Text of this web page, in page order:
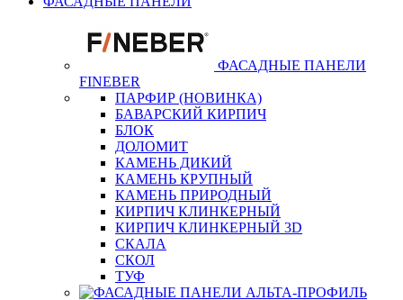
ФАСАДНЫЕ ПАНЕЛИ
FINEBER
ПАРФИР (НОВИНКА)
БАВАРСКИЙ КИРПИЧ
БЛОК
ДОЛОМИТ
КАМЕНЬ ДИКИЙ
КАМЕНЬ КРУПНЫЙ
КАМЕНЬ ПРИРОДНЫЙ
КИРПИЧ КЛИНКЕРНЫЙ
КИРПИЧ КЛИНКЕРНЫЙ 3D
СКАЛА
СКОЛ
ТУФ